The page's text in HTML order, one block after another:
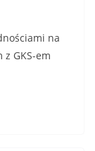
na
GKS-em